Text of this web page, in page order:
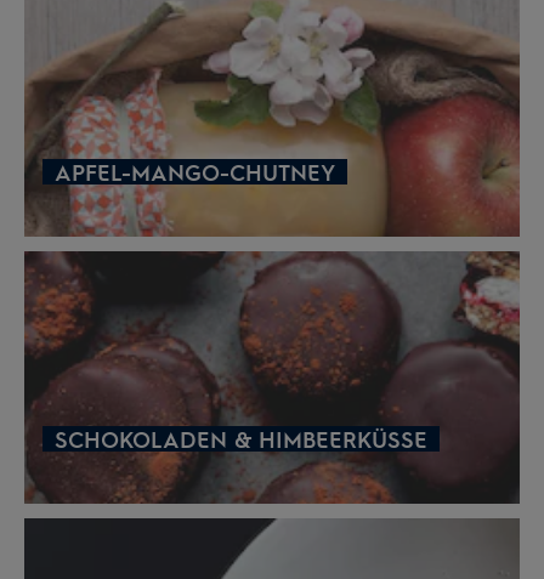
APFEL-MANGO-CHUTNEY
SCHOKOLADEN & HIMBEERKÜSSE